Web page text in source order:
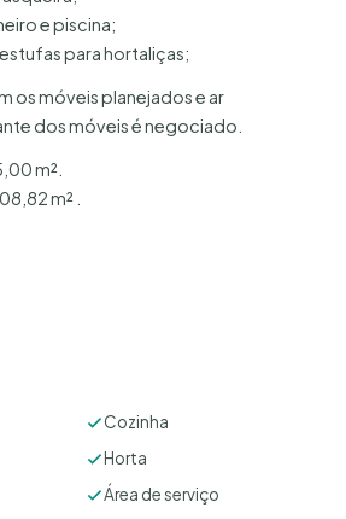
e piscina;
para hortaliças;
os móveis planejados e ar
dos móveis é negociado.
m².
m² .
Cozinha
Horta
Área de serviço